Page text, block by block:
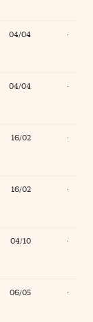
04/04 ·
04/04 ·
16/02 ·
16/02 ·
04/10 ·
06/05 ·